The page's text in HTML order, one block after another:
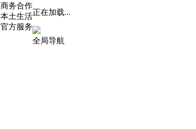
商务合作
本土生活
官方服务
正在加载...
全局导航